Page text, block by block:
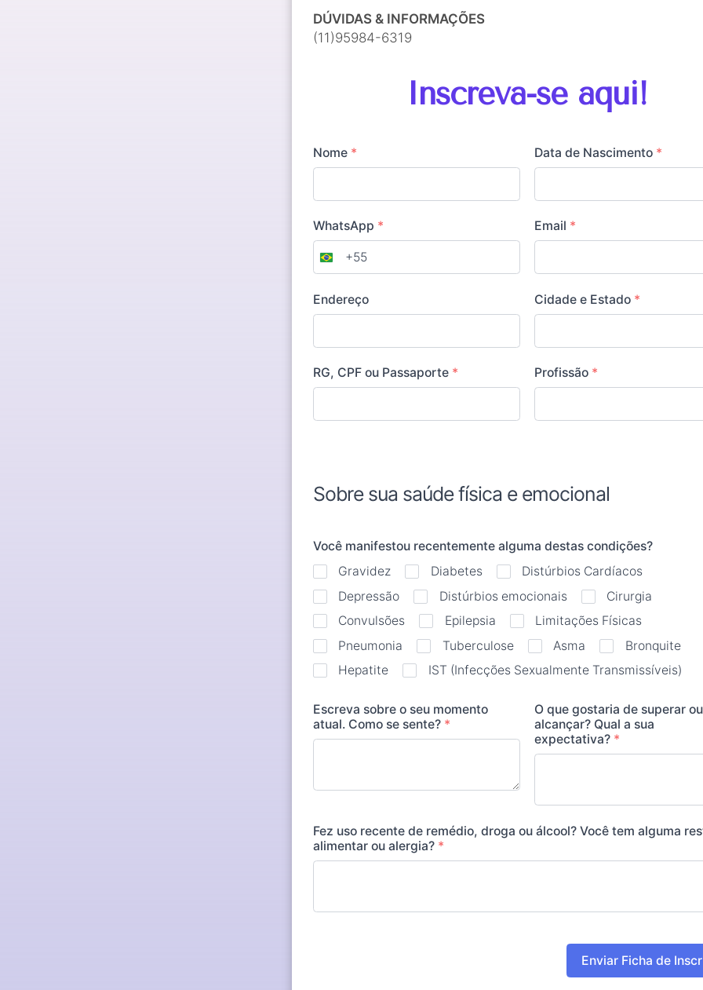
DÚVIDAS & INFORMAÇÕES
(11)95984-6319
Inscreva-se aqui!
Nome * Data de Nascimento *
WhatsApp *
Brazil
+55
Email *
Endereço Cidade e Estado *
RG, CPF ou Passaporte * Profissão *
Sobre sua saúde física e emocional
Você manifestou recentemente alguma destas condições?
Gravidez
Diabetes
Distúrbios Cardíacos
Depressão
Distúrbios emocionais
Cirurgia
Convulsões
Epilepsia
Limitações Físicas
Pneumonia
Tuberculose Asma
Bronquite
Hepatite
IST (Infecções Sexualmente Transmissíveis)
Escreva sobre o seu momento
atual. Como se sente? *
O que gostaria de superar ou
alcançar? Qual a sua
expectativa? *
Fez uso recente de remédio, droga ou álcool? Você tem alguma
alimentar ou alergia? *
Enviar Ficha de